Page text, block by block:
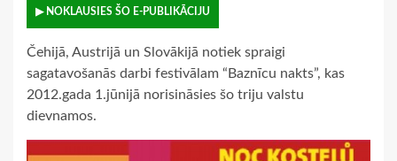
▶ NOKLAUSIES ŠO E-PUBLIKĀCIJU
Čehijā, Austrijā un Slovākijā notiek spraigi
sagatavošanās darbi festivālam “Baznīcu nakts”, kas
2012.gada 1.jūnijā norisināsies šo triju valstu
dievnamos.